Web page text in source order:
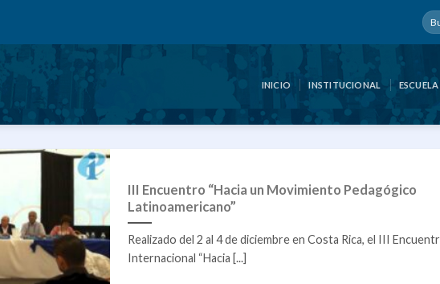
INICIO INSTITUCIONAL
III Encuentro “Hacia un Movimiento Pedagógico
Latinoamericano”
Realizado del 2 al 4 de diciembre en Costa Rica, el III
Internacional “Hacia [...]